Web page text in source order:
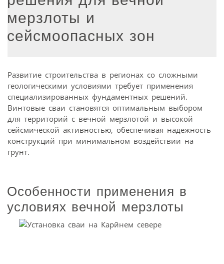
мерзлоты и
сейсмоопасных зон
Развитие строительства в регионах со сложными
геологическими условиями требует применения
специализированных фундаментных решений.
Винтовые сваи становятся оптимальным выбором
для территорий с вечной мерзлотой и высокой
сейсмической активностью, обеспечивая надежность
конструкций при минимальном воздействии на
грунт.
Особенности применения в
условиях вечной мерзлоты